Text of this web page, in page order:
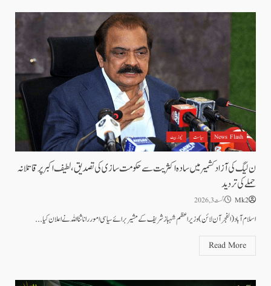
News Flash سیاست نیوز بیٹ
ن لیگ کی آزاد کشمیر میں سادہ اکثریت سے حکومت سازی کی تصدیق، لطیف اکبر پر قاتلانہ
حملے کی تردید
Mk2 اگست 3, 2026
اسلام آباد(الفجر آن لائن) وزیراعظم شہباز شریف کے مشیر برائے سیاسی اموررانا ثنا اللہ نے اعلان کیا...
Read More